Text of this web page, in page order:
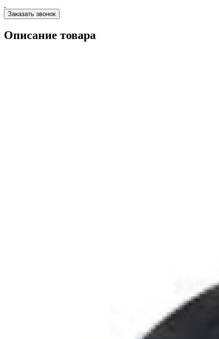
Заказать звонок
Описание товара